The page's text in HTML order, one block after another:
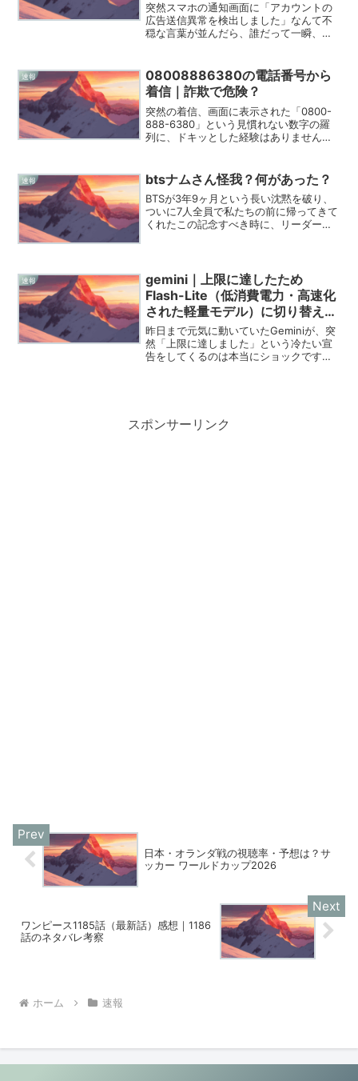
突然スマホの通知画面に「アカウントの
広告送信異常を検出しました」なんて不
穏な言葉が並んだら、誰だって一瞬、心
て具体的なタイムリミットまで突きつけ
られたら、焦ってリンク...
速報
08008886380の電話番号から
着信｜詐欺で危険？
突然の着信、画面に表示された「0800-
888-6380」という見慣れない数字の羅
列に、ドキッとした経験はありません
時間は本当にストレスですよね。2026年
現在、この「...
速報 btsナムさん怪我？何があった？
BTSが3年9ヶ月という長い沈黙を破り、
ついに7人全員で私たちの前に帰ってきて
くれたこの記念すべき時に、リーダーで
を持ってこのカムバッ...
速報
gemini｜上限に達したため
Flash-Lite（低消費電力・高速化
された軽量モデル）に切り替えま
す
昨日まで元気に動いていたGeminiが、突
然「上限に達しました」という冷たい宣
告をしてくるのは本当にショックですよ
スポンサーリンク
日本・オランダ戦の視聴率・予想は？サ
ッカー ワールドカップ2026
ワンピース1185話（最新話）感想｜1186
話のネタバレ考察
ホーム 速報